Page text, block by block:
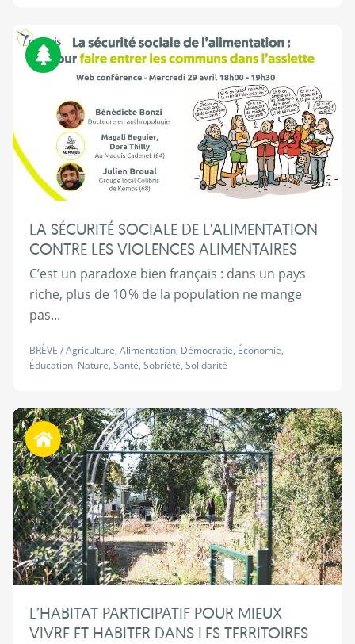
Biodiversité
LA SÉCURITÉ SOCIALE DE L'ALIMENTATION
CONTRE LES VIOLENCES ALIMENTAIRES
C’est un paradoxe bien français : dans un pays
riche, plus de 10 % de la population ne mange
pas...
BRÈVE /Agriculture, Alimentation, Démocratie, Économie,
Éducation, Nature, Santé, Sobriété, Solidarité
Habiter autrement
L’HABITAT PARTICIPATIF POUR MIEUX
VIVRE ET HABITER DANS LES TERRITOIRES